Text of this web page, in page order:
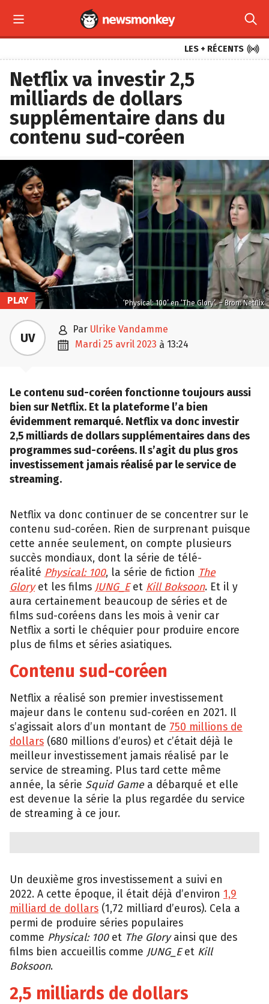
 
LES + RÉCENTS 
Netflix va investir 2,5
milliards de dollars
supplémentaire dans du
contenu sud-coréen
‘Physical: 100’ en ‘The Glory’. – Bron: Netflix
PLAY
UV  par Ulrike Vandamme
 mardi 25 avril 2023 à 13:24
Le contenu sud-coréen fonctionne toujours aussi
bien sur Netflix. Et la plateforme l’a bien
évidemment remarqué. Netflix va donc investir
2,5 milliards de dollars supplémentaires dans des
programmes sud-coréens. Il s’agit du plus gros
investissement jamais réalisé par le service de
streaming.
Netflix va donc continuer de se concentrer sur le
contenu sud-coréen. Rien de surprenant puisque
cette année seulement, on compte plusieurs
succès mondiaux, dont la série de télé-
réalité Physical: 100, la série de fiction The
Gloryet les films JUNG_Eet Kill Boksoon. Et il y
aura certainement beaucoup de séries et de
films sud-coréens dans les mois à venir car
Netflix a sorti le chéquier pour produire encore
plus de films et séries asiatiques.
Contenu sud-coréen
Netflix a réalisé son premier investissement
majeur dans le contenu sud-coréen en 2021. Il
s’agissait alors d’un montant de 750 millions de
dollars (680 millions d’euros) et c’était déjà le
meilleur investissement jamais réalisé par le
service de streaming. Plus tard cette même
année, la série Squid Gamea débarqué et elle
est devenue la série la plus regardée du service
de streaming à ce jour.
Un deuxième gros investissement a suivi en
2022. A cette époque, il était déjà d’environ 1,9
milliard de dollars (1,72 milliard d’euros). Cela a
permi de produire séries populaires
comme Physical: 100et The Gloryainsi que des
films bien accueillis comme JUNG_Eet Kill
Boksoon.
2,5 milliards de dollars